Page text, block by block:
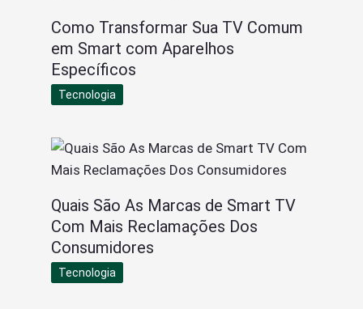
Como Transformar Sua TV Comum
em Smart com Aparelhos
Específicos
Tecnologia
Quais São As Marcas de Smart TV
Com Mais Reclamações Dos
Consumidores
Tecnologia